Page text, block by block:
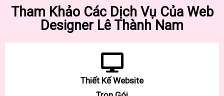
Tham Khảo Các Dịch Vụ Của Web
Designer Lê Thành Nam
Thiết Kế Website